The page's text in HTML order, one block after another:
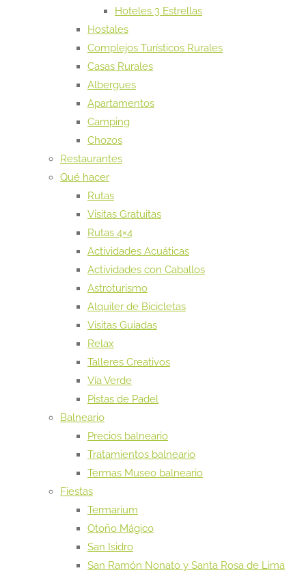
Hoteles 3 Estrellas
Hostales
Complejos Turísticos Rurales
Casas Rurales
Albergues
Apartamentos
Camping
Chozos
Restaurantes
Qué hacer
Rutas
Visitas Gratuitas
Rutas 4×4
Actividades Acuáticas
Actividades con Caballos
Astroturismo
Alquiler de Bicicletas
Visitas Guiadas
Relax
Talleres Creativos
Vía Verde
Pistas de Padel
Balneario
Precios balneario
Tratamientos balneario
Termas Museo balneario
Fiestas
Termarium
Otoño Mágico
San Isidro
San Ramón Nonato y Santa Rosa de Lima